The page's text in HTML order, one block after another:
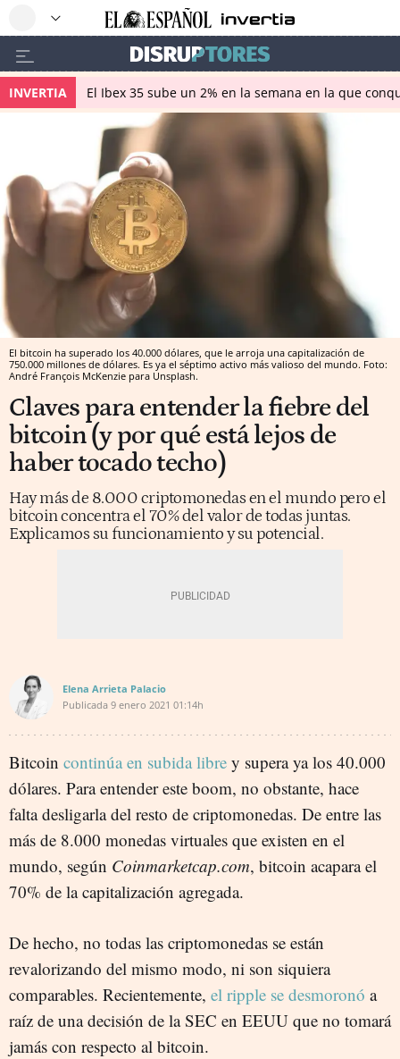
INVERTIA El Ibex 35 sube un 2% en la semana en la que
El bitcoin ha superado los 40.000 dólares, que le arroja una capitalización de
750.000 millones de dólares. Es ya el séptimo activo más valioso del mundo. Foto:
André François McKenzie para Unsplash.
Claves para entender la fiebre del
bitcoin (y por qué está lejos de
haber tocado techo)
Hay más de 8.000 criptomonedas en el mundo pero el
bitcoin concentra el 70% del valor de todas juntas.
Explicamos su funcionamiento y su potencial.
Elena Arrieta Palacio
Publicada 9 enero 2021 01:14h
Bitcoin continúa en subida libre y supera ya los 40.000
dólares. Para entender este boom, no obstante, hace
falta desligarla del resto de criptomonedas. De entre las
más de 8.000 monedas virtuales que existen en el
mundo, según Coinmarketcap.com, bitcoin acapara el
70% de la capitalización agregada.
De hecho, no todas las criptomonedas se están
revalorizando del mismo modo, ni son siquiera
comparables. Recientemente, el ripple se desmoronó a
raíz de una decisión de la SEC en EEUU que no tomará
jamás con respecto al bitcoin.